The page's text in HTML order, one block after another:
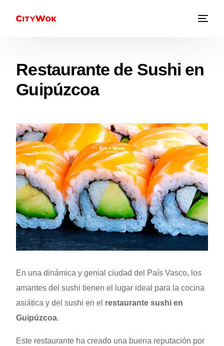
Restaurante de Sushi en
Guipúzcoa
En una dinámica y genial ciudad del País Vasco, los
amantes del sushi tienen el lugar ideal para la cocina
asiática y del sushi en el restaurante sushi en
Guipúzcoa.
Este restaurante ha creado una buena reputación por